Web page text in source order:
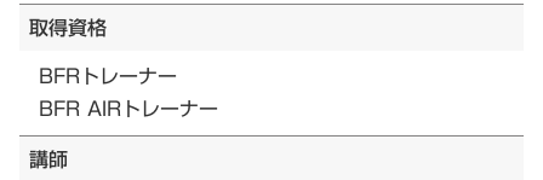
取得資格
BFRトレーナー
BFR AIRトレーナー
講師